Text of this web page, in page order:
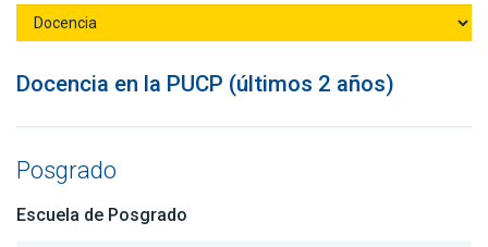
Docencia en la PUCP (últimos 2 años)
Posgrado
Escuela de Posgrado